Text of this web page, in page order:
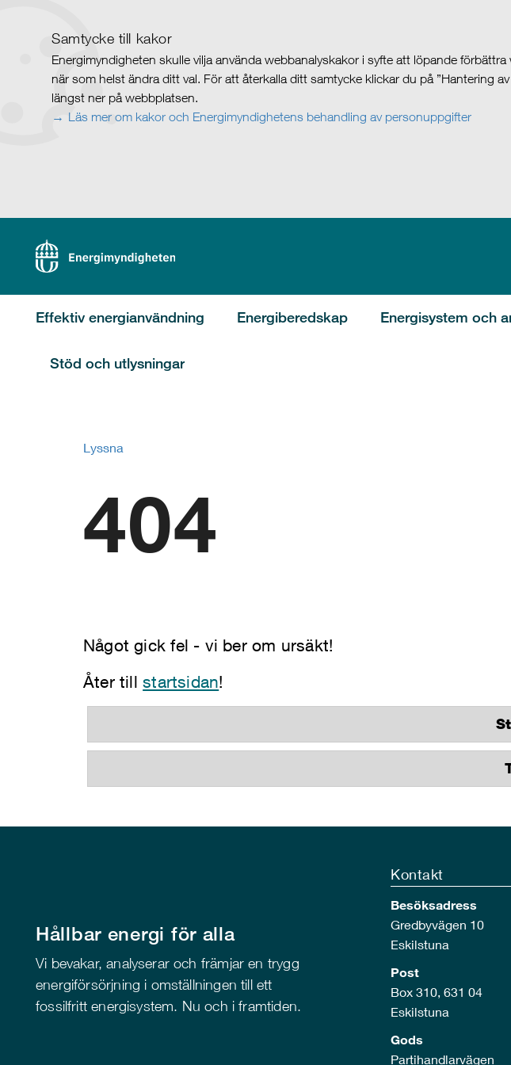
Samtycke till kakor
Energimyndigheten skulle vilja använda webbanalyskakor i syfte att löpande
när som helst ändra ditt val. För att återkalla ditt samtycke klickar du på ”Hantering
längst ner på webbplatsen.
Läs mer om kakor och Energimyndighetens behandling av personuppgifter
Effektiv energianvändning Energiberedskap Energisystem och
Stöd och utlysningar
Lyssna
404
Något gick fel - vi ber om ursäkt!
Åter tillstartsidan!
Hållbar energi för alla
Vi bevakar, analyserar och främjar en trygg
energiförsörjning i omställningen till ett
fossilfritt energisystem. Nu och i framtiden.
Kontakt
Besöksadress
Gredbyvägen 10
Eskilstuna
Post
Box 310, 631 04
Eskilstuna
Gods
Partihandlarvägen